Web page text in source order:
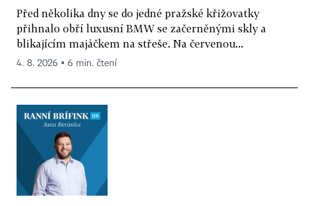
Před několika dny se do jedné pražské křižovatky
přihnalo obří luxusní BMW se začerněnými skly a
blikajícím majáčkem na střeše. Na červenou...
4. 8. 2026 ▪ 6 min. čtení